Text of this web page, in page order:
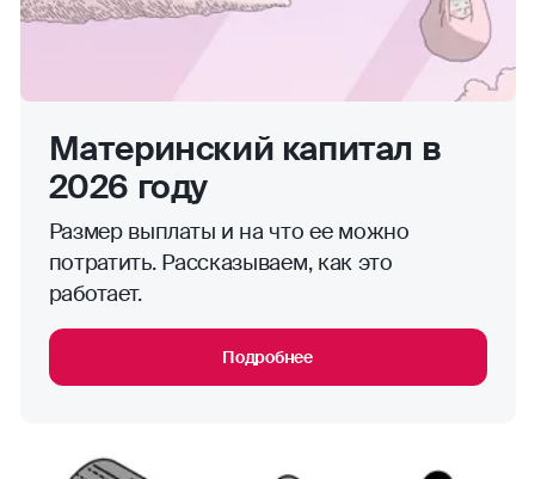
Материнский капитал в
2026 году
Размер выплаты и на что ее можно
потратить. Рассказываем, как это
работает.
Подробнее